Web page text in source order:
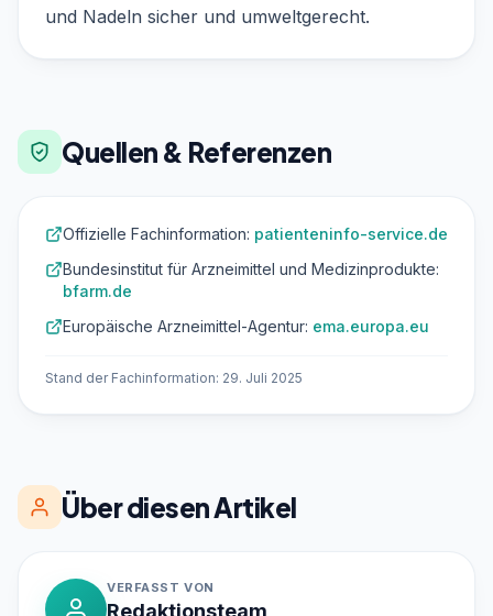
und Nadeln sicher und umweltgerecht.
Quellen & Referenzen
Offizielle Fachinformation: patienteninfo-service.de
Bundesinstitut für Arzneimittel und Medizinprodukte:
bfarm.de
Europäische Arzneimittel-Agentur: ema.europa.eu
Stand der Fachinformation: 29. Juli 2025
Über diesen Artikel
VERFASST VON
Redaktionsteam